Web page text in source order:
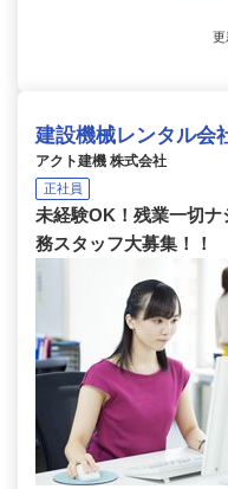
建設機械レンタル会
アクト建機 株式会社
正社員
未経験OK！残業一切ナ
務スタッフ大募集！！